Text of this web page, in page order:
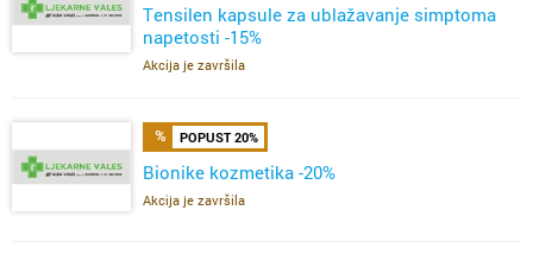
Tensilen kapsule za ublažavanje simptoma
napetosti -15%
Akcija je završila
POPUST 20%
Bionike kozmetika -20%
Akcija je završila